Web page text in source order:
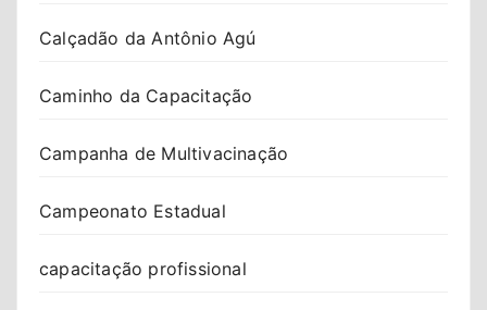
Calçadão da Antônio Agú
Caminho da Capacitação
Campanha de Multivacinação
Campeonato Estadual
capacitação profissional